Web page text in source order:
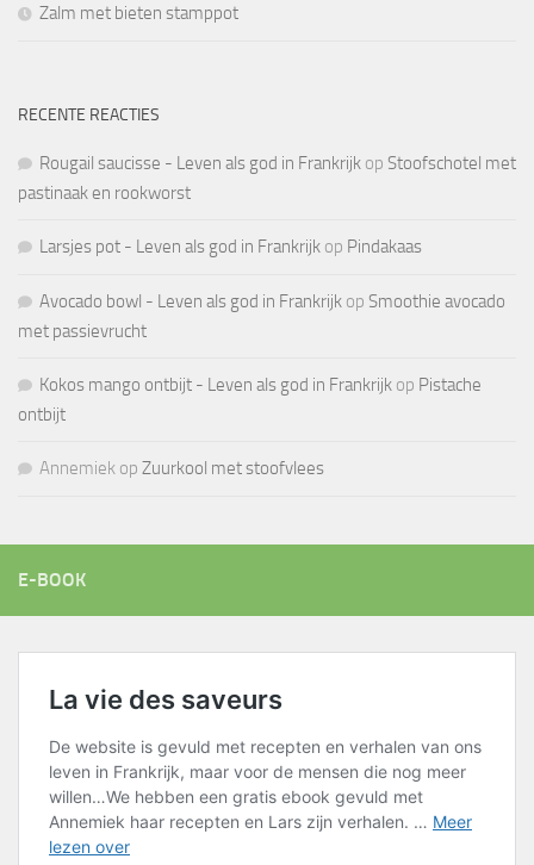
Zalm met bieten stamppot
RECENTE REACTIES
Rougail saucisse - Leven als god in Frankrijk op Stoofschotel met
pastinaak en rookworst
Larsjes pot - Leven als god in Frankrijk op Pindakaas
Avocado bowl - Leven als god in Frankrijk op Smoothie avocado
met passievrucht
Kokos mango ontbijt - Leven als god in Frankrijk op Pistache
ontbijt
Annemiek op Zuurkool met stoofvlees
E-BOOK